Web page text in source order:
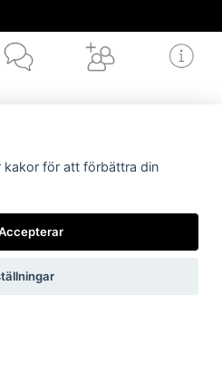
kakor för att förbättra din